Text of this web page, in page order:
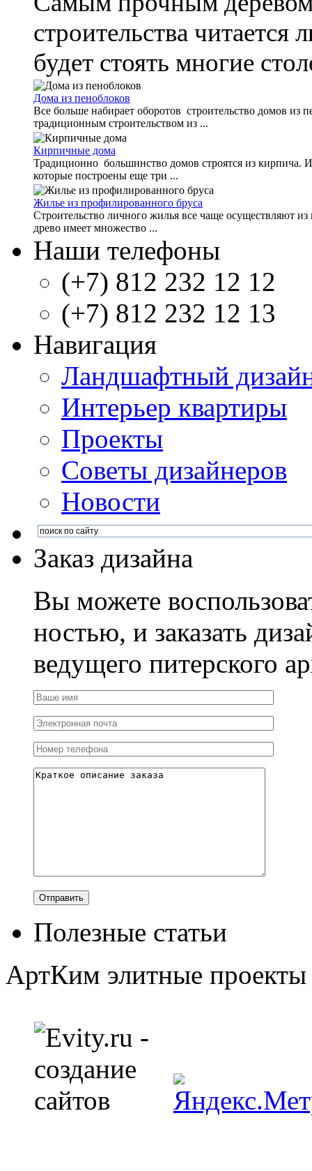
строительства читается
будет стоять многие
Дома из пеноблоков
Все больше набирает оборотов строительство домов из
традиционным строительством из ...
Кирпичные дома
Традиционно большинство домов строятся из
которые построены еще три ...
Жилье из профилированного бруса
Строительство личного жилья все чаще осуществляют
древо имеет множество ...
Наши телефоны
(+7) 812 232 12 12
(+7) 812 232 12 13
Навигация
Ландшафтный
Интерьер квартиры
Проекты
Советы дизайнеров
Новости
Заказ дизайна
Вы можете
ностью, и заказать
ведущего питерского
Полезные статьи
АртКим элитные